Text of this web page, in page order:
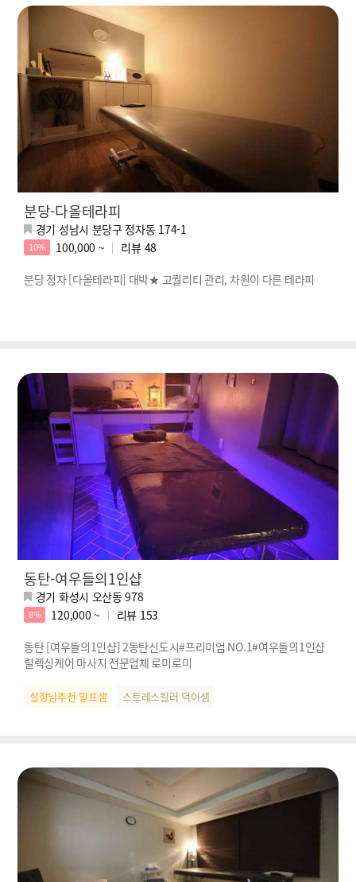
분당-다올테라피
경기 성남시 분당구 정자동 174-1
10% 100,000 ~ 리뷰 48
분당 정자 [다올테라피] 대박★ 고퀄리티 관리, 차원이 다른 테라피
동탄-여우들의1인샵
경기 화성시 오산동 978
8% 120,000 ~ 리뷰 153
동탄 [여우들의1인샵] 2동탄신도시#프리미엄 NO.1#여우들의1인샵
릴렉싱케어 마사지 전문업체 로미로미
실장님추천 밀프샘 스트레스킬러 덕이샘